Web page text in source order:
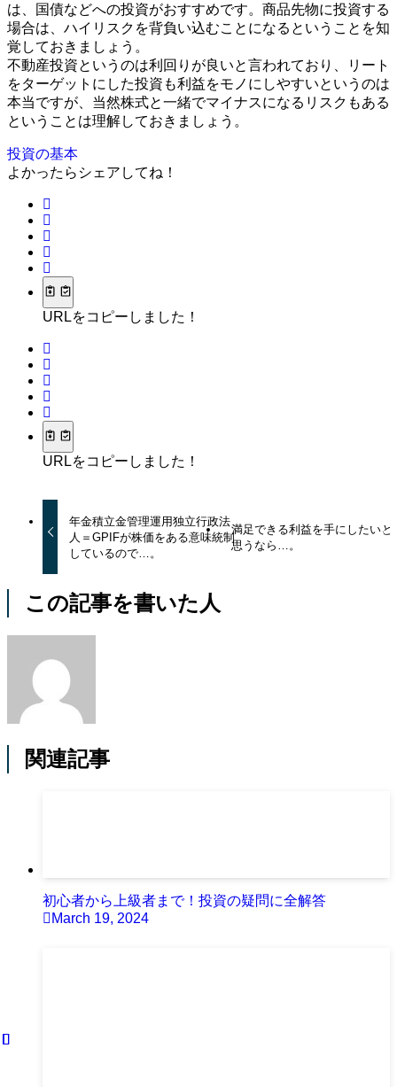
は、国債などへの投資がおすすめです。商品先物に投資する
場合は、ハイリスクを背負い込むことになるということを知
覚しておきましょう。
不動産投資というのは利回りが良いと言われており、リート
をターゲットにした投資も利益をモノにしやすいというのは
本当ですが、当然株式と一緒でマイナスになるリスクもある
ということは理解しておきましょう。
投資の基本
よかったらシェアしてね！
URLをコピーしました！
URLをコピーしました！
年金積立金管理運用独立行政法
人＝GPIFが株価をある意味統制
しているので…。
満足できる利益を手にしたいと
思うなら…。
この記事を書いた人
関連記事
初心者から上級者まで！投資の疑問に全解答
March 19, 2024